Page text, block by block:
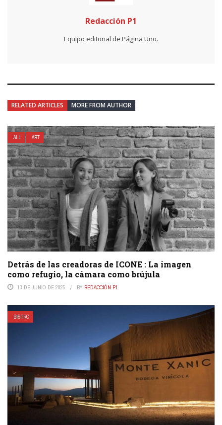
Redacción P1
Equipo editorial de Página Uno.
RELATED ARTICLES MORE FROM AUTHOR
ALL ART
Detrás de las creadoras de ICONE : La imagen
como refugio, la cámara como brújula
13 DE JUNIO DE 2025 BY REDACCIÓN P1
BISTRO